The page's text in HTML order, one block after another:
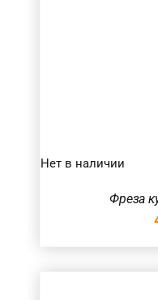
Нет в наличии
Фреза